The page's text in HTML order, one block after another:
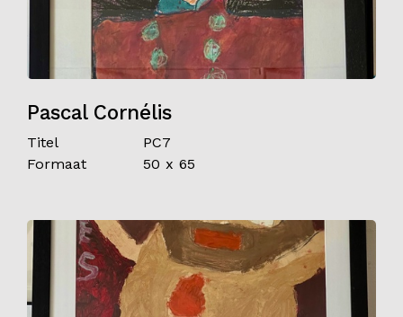
Pascal Cornélis
Titel
PC7
Formaat
50 x 65